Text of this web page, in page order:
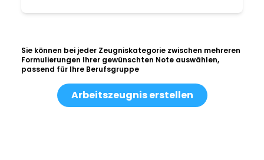
Sie können bei jeder Zeugniskategorie zwischen mehreren
Formulierungen Ihrer gewünschten Note auswählen,
passend für Ihre Berufsgruppe
Arbeitszeugnis erstellen